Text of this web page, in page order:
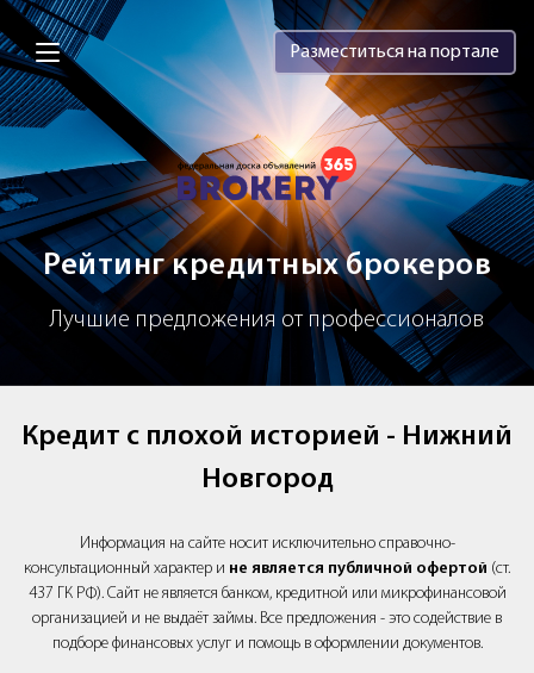
Brokery365 - Рейтинг кредитных
Разместиться на портале
Рейтинг кредитных брокеров
Лучшие предложения от профессионалов
Кредит с плохой историей - Нижний
Новгород
Информация на сайте носит исключительно справочно-
консультационный характер и не является публичной офертой (ст.
437 ГК РФ). Сайт не является банком, кредитной или микрофинансовой
организацией и не выдаёт займы. Все предложения - это содействие в
подборе финансовых услуг и помощь в оформлении документов.